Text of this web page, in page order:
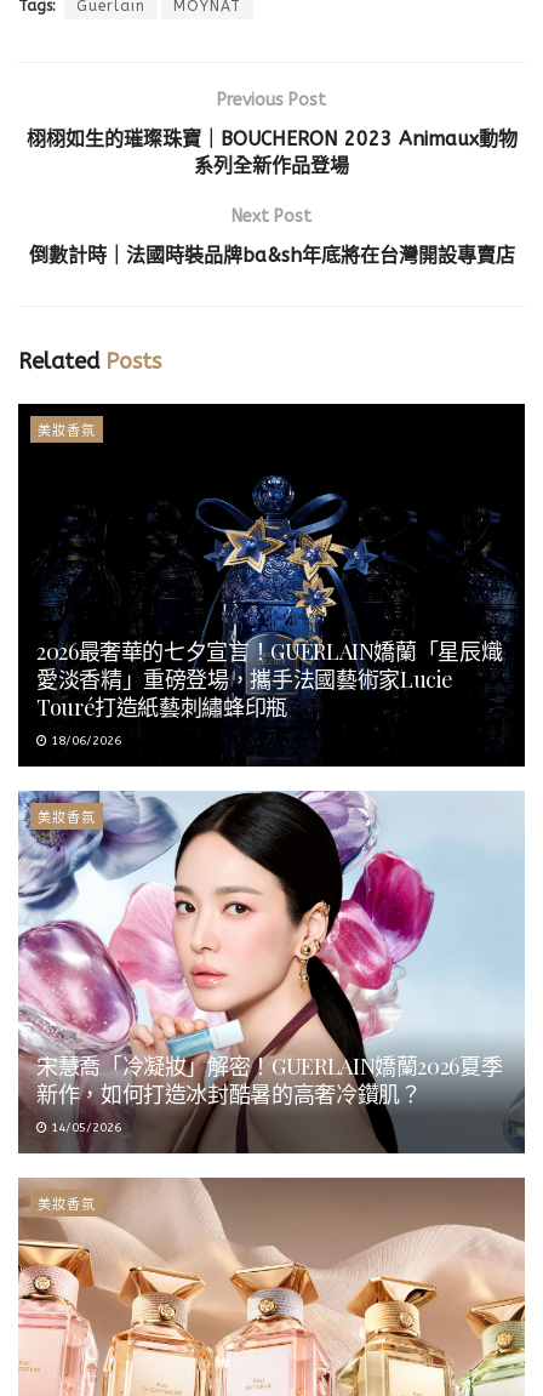
Tags: Guerlain MOYNAT
Previous Post
栩栩如生的璀璨珠寶｜BOUCHERON 2023 Animaux動物
系列全新作品登場
Next Post
倒數計時｜法國時裝品牌ba&sh年底將在台灣開設專賣店
RelatedPosts
美妝香氛
2026最奢華的七夕宣言！GUERLAIN嬌蘭「星辰熾
愛淡香精」重磅登場，攜手法國藝術家Lucie
Touré打造紙藝刺繡蜂印瓶
18/06/2026
美妝香氛
宋慧喬「冷凝妝」解密！GUERLAIN嬌蘭2026夏季
新作，如何打造冰封酷暑的高奢冷鑽肌？
14/05/2026
美妝香氛